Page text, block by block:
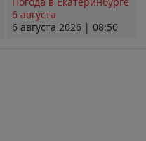
6 августа
6 августа 2026 | 08:50